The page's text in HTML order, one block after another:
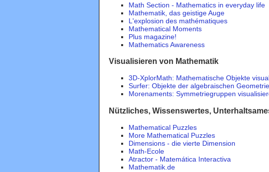
Math Section - Mathematics in everyday life
Mathematik, das geistige Auge
L'explosion des mathématiques
Mathematical Moments
Plus magazine!
Mathematics Awareness
Visualisieren von Mathematik
3D-XplorMath: Mathematische Objekte
Surfer: Objekte der algebraischen
Morenaments: Symmetriegruppen
Nützliches, Wissenswertes,
Mathematical Puzzles
More Mathematical Puzzles
Dimensions - die vierte Dimension
Math-Ecole
Atractor - Matemática Interactiva
Mathematik.de